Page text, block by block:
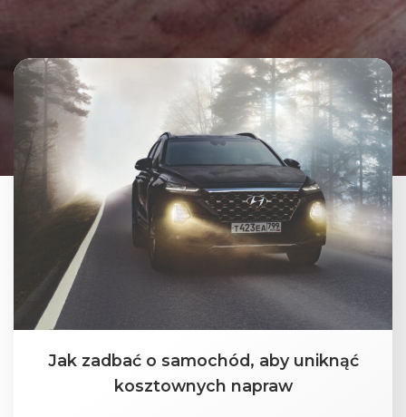
Jak zadbać o samochód, aby uniknąć
kosztownych napraw